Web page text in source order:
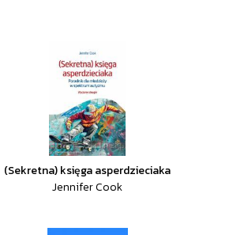
(Sekretna) księga asperdzieciaka
Jennifer Cook